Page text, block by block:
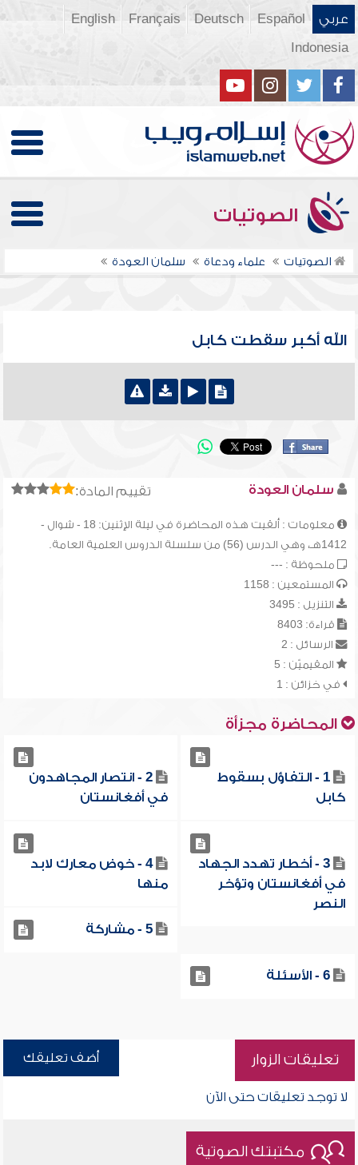
عربي Español
Deutsch
Français
English
Indonesia
الصوتيات
الصوتيات علماء ودعاة سلمان العودة
الله أكبر سقطت كابل
تقييم المادة: سلمان العودة
معلومات : ألقيت هذه المحاضرة في ليلة الإثنين: 18 - شوال -
1412هـ، وهي الدرس (56) من سلسلة الدروس العلمية العامة.
ملحوظة : ---
المستمعين : 1158
التنزيل : 3495
قراءة: 8403
الرسائل : 2
المقيميّن : 5
في خزائن : 1
المحاضرة مجزأة
1 - التفاؤل بسقوط
كابل
2 - انتصار المجاهدون
في أفغانستان
3 - أخطار تهدد الجهاد
في أفغانستان وتؤخر
النصر
4 - خوض معارك لابد
منها
5 - مشاركة
6 - الأسئلة
تعليقات الزوار أضف تعليقك
لا توجد تعليقات حتى الآن
مكتبتك الصوتية